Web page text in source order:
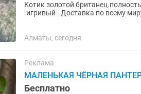
Котик золотой
.игривый . Доставка по всему
Алматы, сегодня
Реклама
МАЛЕНЬКАЯ ЧЁРНАЯ
Бесплатно